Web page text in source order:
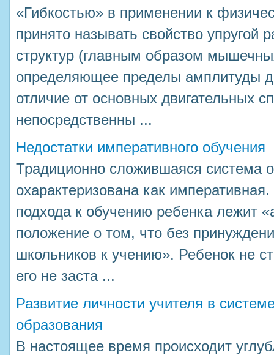
«Гибкостью» в применении к
принято называть свойство упругой
структур (главным образом
определяющее пределы амплитуды
отличие от основных двигательных
непосредственны ...
Недостатки императивного обучения
Традиционно сложившаяся система
охарактеризована как
подхода к обучению ребенка лежит
положение о том, что без
школьников к учению». Ребенок не
его не заста ...
Развитие личности учителя в
образования
В настоящее время происходит